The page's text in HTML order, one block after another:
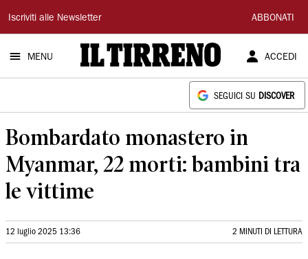
Il
Tirreno
Iscriviti alle Newsletter ABBONATI
MENU ACCEDI
SEGUICI SU DISCOVER
Bombardato monastero in
Myanmar, 22 morti: bambini tra
le vittime
12 luglio 2025 13:36 2 MINUTI DI LETTURA